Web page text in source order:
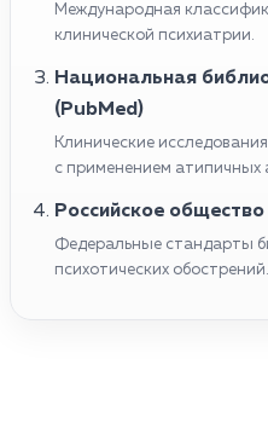
Международная
клинической психиатрии.
Национальная
(PubMed)
Клинические
с применением атипичных
Российское
Федеральные стандарты
психотических обострений.